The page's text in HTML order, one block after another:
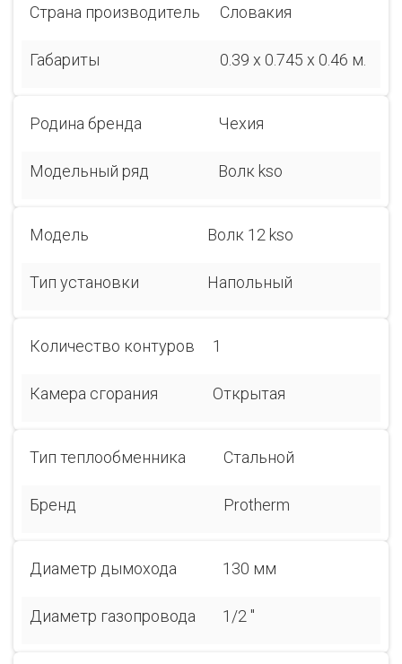
Страна производитель Словакия
Габариты 0.39 x 0.745 x 0.46 м.
Родина бренда Чехия
Модельный ряд Волк kso
Модель Волк 12 kso
Тип установки Напольный
Количество контуров 1
Камера сгорания Открытая
Тип теплообменника Стальной
Бренд Protherm
Диаметр дымохода 130 мм
Диаметр газопровода 1/2 "